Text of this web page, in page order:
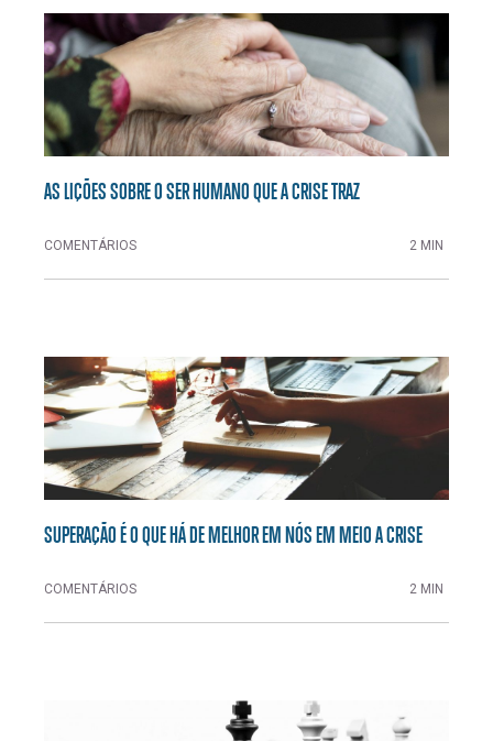
AS LIÇÕES SOBRE O SER HUMANO QUE A CRISE TRAZ
COMENTÁRIOS 2 MIN
SUPERAÇÃO É O QUE HÁ DE MELHOR EM NÓS EM MEIO A CRISE
COMENTÁRIOS 2 MIN